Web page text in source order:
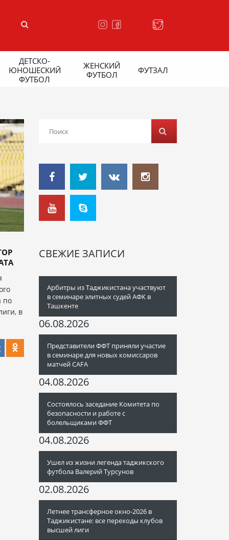
ДЕТСКО-
ЮНОШЕСКИЙ
ФУТБОЛ
ЖЕНСКИЙ
ФУТБОЛ
ФУТЗАЛ
по
в
СВЕЖИЕ ЗАПИСИ
Арбитры из Таджикистана участвуют
в семинаре элитных судей АФК в
Ташкенте
06.08.2026
Представители ФФТ приняли участие
в семинаре для новых комиссаров
матчей CAFA
04.08.2026
Состоялось заседание Комитета по
безопасности и работе с
болельщиками ФФТ
04.08.2026
Ушел из жизни легенда таджикского
футбола Валерий Турсунов
02.08.2026
Летнее трансферное окно-2026 в
Таджикистане: все переходы клубов
высшей лиги